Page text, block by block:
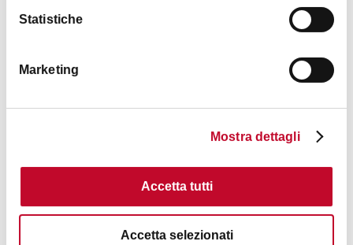
Statistiche
Marketing
Mostra dettagli
Accetta tutti
Accetta selezionati
ALBERGHI